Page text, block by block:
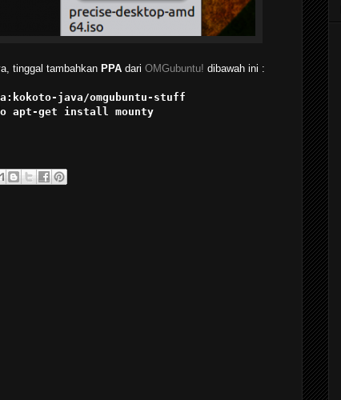
tinggal tambahkan PPA dari OMGubuntu! dibawah ini :
java/omgubuntu-stuff
apt-get install mounty